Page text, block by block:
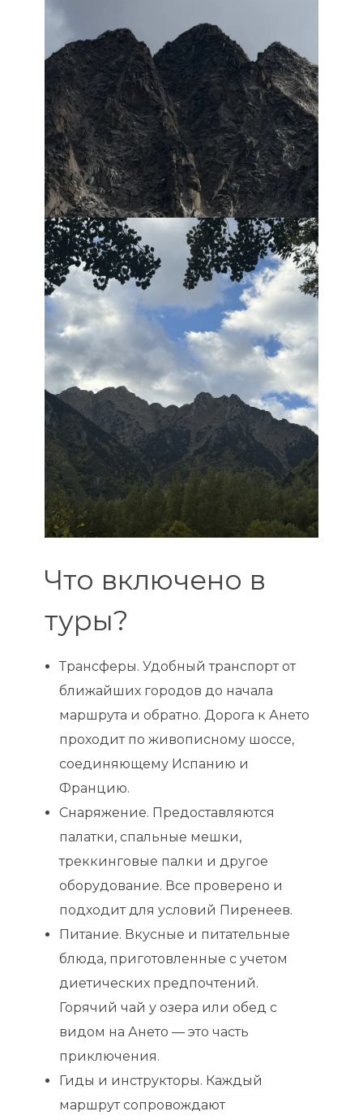
Что включено в
туры?
Трансферы. Удобный транспорт от
ближайших городов до начала
маршрута и обратно. Дорога к Ането
проходит по живописному шоссе,
соединяющему Испанию и
Францию.
Снаряжение. Предоставляются
палатки, спальные мешки,
треккинговые палки и другое
оборудование. Все проверено и
подходит для условий Пиренеев.
Питание. Вкусные и питательные
блюда, приготовленные с учетом
диетических предпочтений.
Горячий чай у озера или обед с
видом на Ането — это часть
приключения.
Гиды и инструкторы. Каждый
маршрут сопровождают